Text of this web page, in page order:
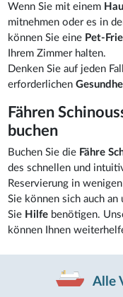
Wenn Sie mit einem
mitnehmen oder es in
können Sie eine Pet-
Ihrem Zimmer halten.
Denken Sie auf jeden
erforderlichen
Fähren
buchen
Buchen Sie die Fähre
des schnellen und
Reservierung in
Sie können sich auch an
Sie Hilfe benötigen.
können Ihnen
Alle